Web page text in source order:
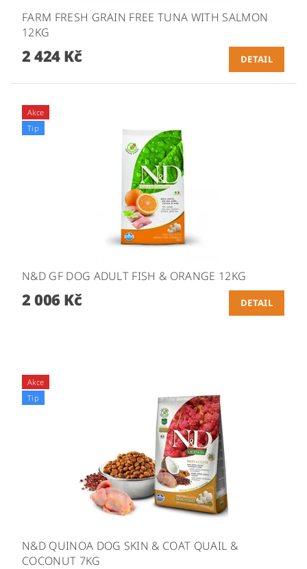
FARM FRESH GRAIN FREE TUNA WITH SALMON
12KG
2 424 Kč DETAIL
Akce
Tip
N&D GF DOG ADULT FISH & ORANGE 12KG
2 006 Kč DETAIL
Akce
Tip
N&D QUINOA DOG SKIN & COAT QUAIL &
COCONUT 7KG